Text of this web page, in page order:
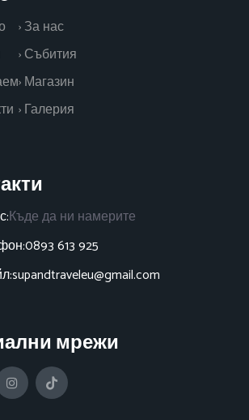
› За нас
› Събития
› Магазин
› Галерия
Къде да ни намерите
0893 613 925
supandtraveleu@gmail.com
мрежи